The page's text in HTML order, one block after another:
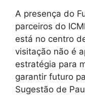
A presença do
parceiros do
está no centro
visitação não é
estratégia para
garantir futuro
Sugestão de